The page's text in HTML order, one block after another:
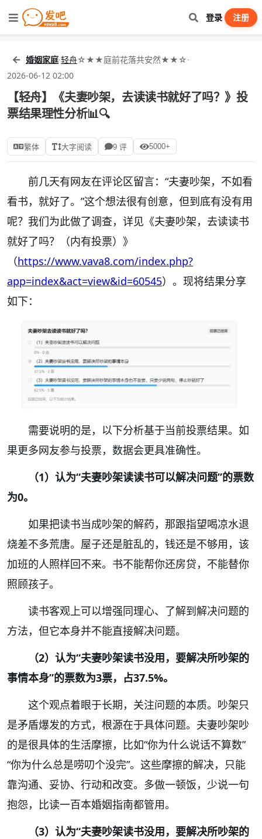
登录 注册
婚姻家庭·轻舟☆★★庭前花落共安然★★☆·
2026-06-12 02:00
【轻舟】《夫妻吵架，去读读书就好了吗？》投
票结果理性分析📊🔍
繁体 大字阅读 9 评 5000+
前几天有网友在评论区留言：“夫妻吵架，不如看
看书，就好了。”这个想法很有创意，但到底有没有用
呢？我们为此做了调查，详见《夫妻吵架，去读读书
就好了吗？（内有投票）》
（https://www.vava8.com/index.php?
app=index&act=view&id=60545）。现将结果分享
如下：
需要说明的是，以下分析基于当前投票结果。如
果更多网友参与投票，数据会更具准确性。
（1）认为“夫妻吵架读读书可以解决问题”的票数
为0。
如果把读书当成吵架的解药，那跟指望喝凉水退
烧差不多荒唐。屋子还是脏乱的，钱还是不够用，该
加班的人照样回不来。书不能帮你还房贷，不能替你
照顾孩子。
读书客观上可以增强同理心、了解到解决问题的
方法，但它本身并不能直接解决问题。
（2）认为“夫妻吵架读书没用，要解决所吵架的
事情本身”的票数为3票，占37.5%。
这个观点着眼于长期，关注问题的本质。吵架只
是矛盾爆发的方式，根源在于具体问题。夫妻吵架吵
的是很具体的生活摩擦，比如“你为什么说话不算数”
“你为什么总是唠叨个没完”。这些摩擦的解决，只能
靠沟通、妥协、行动和改变。多做一顿饭，少说一句
抱怨，比读一百本婚姻指南都管用。
（3）认为“夫妻吵架读书没用，要解决所吵架的